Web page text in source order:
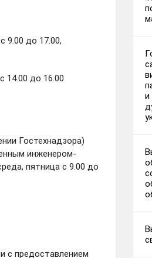
9.00 до 17.00,
14.00 до 16.00
Гостехнадзора)
инженером-
пятница с 9.00 до
с предоставлением
и